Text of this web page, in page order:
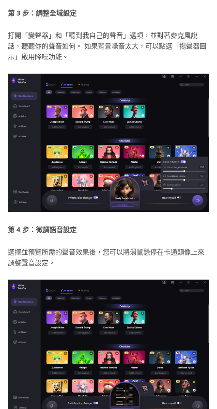
第 3 步：調整全域設定
打開「變聲器」和「聽到我自己的聲音」選項，並對著麥克風說
話，聽聽你的聲音如何。 如果背景噪音太大，可以點選「揚聲器圖
示」啟用降噪功能。
第 4 步：微調語音設定
選擇並預覽所需的聲音效果後，您可以將滑鼠懸停在卡通頭像上來
調整聲音設定。